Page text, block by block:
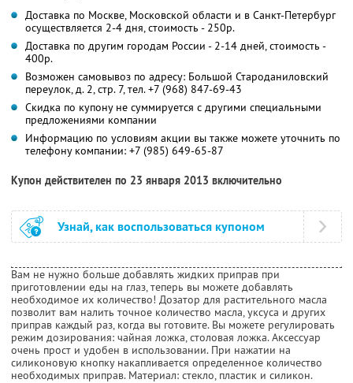
Доставка по Москве, Московской области и в Санкт-Петербург
осуществляется 2-4 дня, стоимость - 250р.
Доставка по другим городам России - 2-14 дней, стоимость -
400р.
Возможен самовывоз по адресу: Большой Староданиловский
переулок, д. 2, стр. 7, тел. +7 (968) 847-69-43
Скидка по купону не суммируется с другими специальными
предложениями компании
Информацию по условиям акции вы также можете уточнить по
телефону компании: +7 (985) 649-65-87
Купон действителен по 23 января 2013 включительно
Узнай, как воспользоваться купоном
Вам не нужно больше добавлять жидких приправ при
приготовлении еды на глаз, теперь вы можете добавлять
необходимое их количество! Дозатор для растительного масла
позволит вам налить точное количество масла, уксуса и других
приправ каждый раз, когда вы готовите. Вы можете регулировать
режим дозирования: чайная ложка, столовая ложка. Аксессуар
очень прост и удобен в использовании. При нажатии на
силиконовую кнопку накапливается определенное количество
необходимых приправ. Материал: стекло, пластик и силикон.